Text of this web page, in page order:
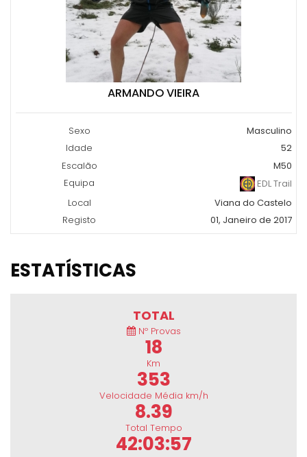
ARMANDO VIEIRA
Sexo
Masculino
Idade
52
Escalão
M50
Equipa
EDL Trail
Local
Viana do Castelo
Registo
01, Janeiro de 2017
ESTATÍSTICAS
TOTAL
Nº Provas
18
Km
353
Velocidade Média km/h
8.39
Total Tempo
42:03:57